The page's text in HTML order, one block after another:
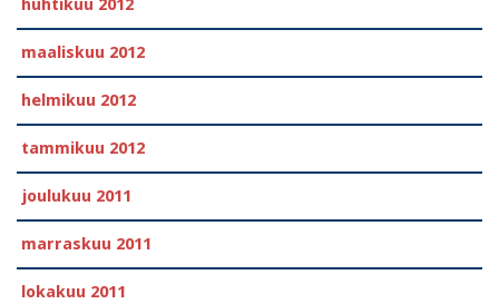
huhtikuu 2012
maaliskuu 2012
helmikuu 2012
tammikuu 2012
joulukuu 2011
marraskuu 2011
lokakuu 2011